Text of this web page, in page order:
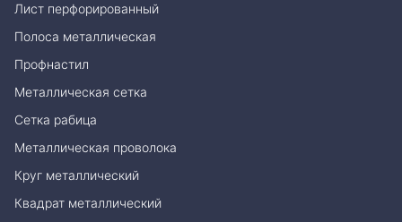
Лист перфорированный
Полоса металлическая
Профнастил
Металлическая сетка
Сетка рабица
Металлическая проволока
Круг металлический
Квадрат металлический